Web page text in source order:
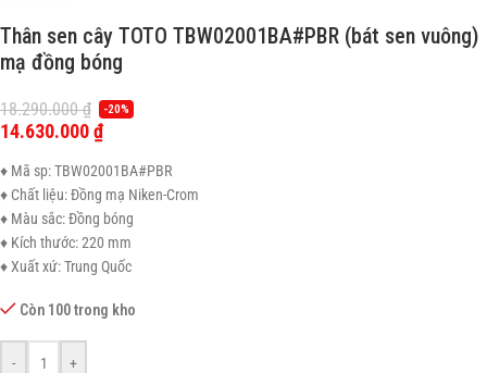
Thân sen cây TOTO TBW02001BA#PBR (bát sen vuông)
mạ đồng bóng
18.290.000₫ -20%
14.630.000₫
♦ Mã sp: TBW02001BA#PBR
♦ Chất liệu: Đồng mạ Niken-Crom
♦ Màu sắc: Đồng bóng
♦ Kích thước: 220 mm
♦ Xuất xứ: Trung Quốc
Còn 100 trong kho
- +